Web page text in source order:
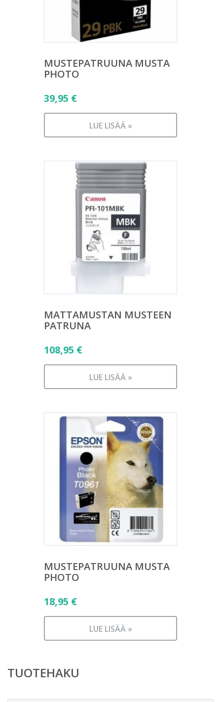
MUSTEPATRUUNA MUSTA
PHOTO
39,95 €
LUE LISÄÄ »
MATTAMUSTAN MUSTEEN
PATRUNA
108,95 €
LUE LISÄÄ »
MUSTEPATRUUNA MUSTA
PHOTO
18,95 €
LUE LISÄÄ »
TUOTEHAKU